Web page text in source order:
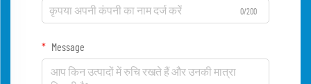
0/200
Message